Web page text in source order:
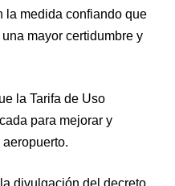
la medida confiando que
mayor certidumbre y
la Tarifa de Uso
para mejorar y
divulgación del decreto,